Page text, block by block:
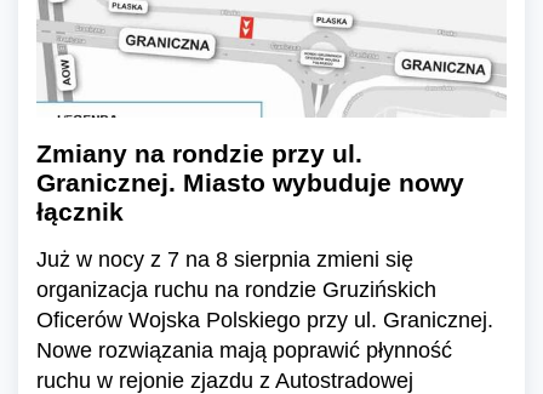
Zmiany na rondzie przy ul.
Granicznej. Miasto wybuduje nowy
łącznik
Już w nocy z 7 na 8 sierpnia zmieni się
organizacja ruchu na rondzie Gruzińskich
Oficerów Wojska Polskiego przy ul. Granicznej.
Nowe rozwiązania mają poprawić płynność
ruchu w rejonie zjazdu z Autostradowej